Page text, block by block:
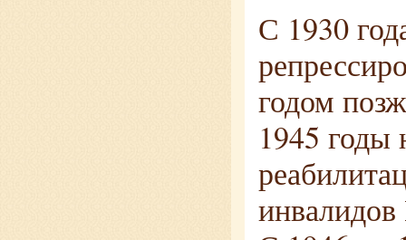
С 1930
годом
1945 годы